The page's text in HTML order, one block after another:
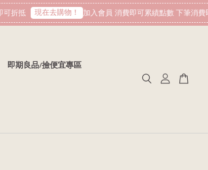
抵 現在去購物！ 加入會員 消費即可累績點數 下筆消費即
即期良品/撿便宜專區